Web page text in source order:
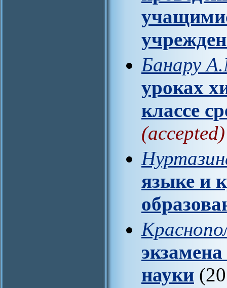
Банару
уроках
классе
(accepted)
языке и
науки